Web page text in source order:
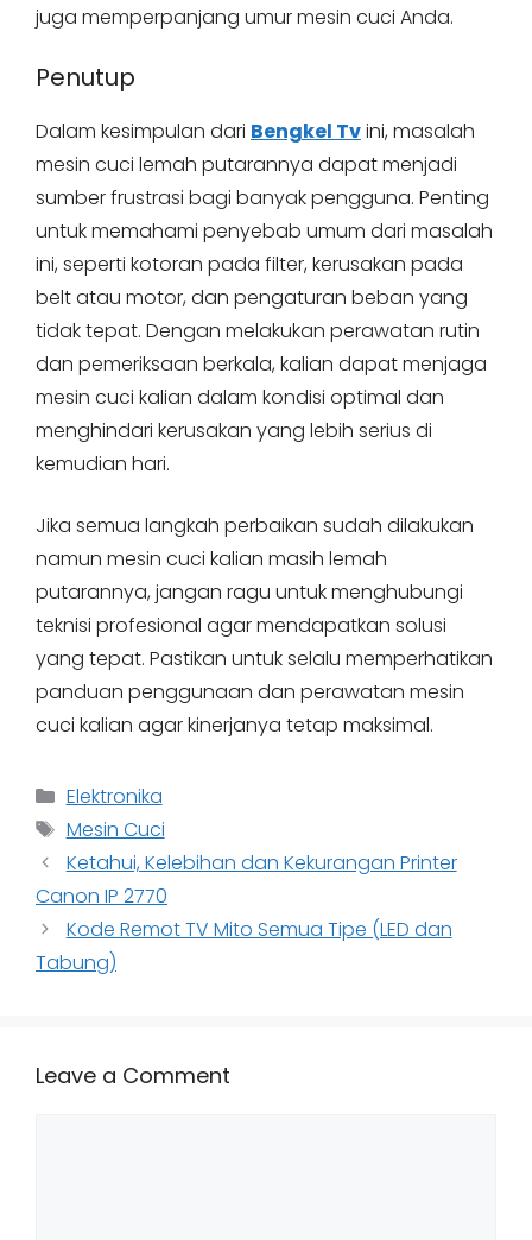
juga memperpanjang umur mesin cuci Anda.
Penutup
Dalam kesimpulan dari Bengkel Tvini, masalah
mesin cuci lemah putarannya dapat menjadi
sumber frustrasi bagi banyak pengguna. Penting
untuk memahami penyebab umum dari masalah
ini, seperti kotoran pada filter, kerusakan pada
belt atau motor, dan pengaturan beban yang
tidak tepat. Dengan melakukan perawatan rutin
dan pemeriksaan berkala, kalian dapat menjaga
mesin cuci kalian dalam kondisi optimal dan
menghindari kerusakan yang lebih serius di
kemudian hari.
Jika semua langkah perbaikan sudah dilakukan
namun mesin cuci kalian masih lemah
putarannya, jangan ragu untuk menghubungi
teknisi profesional agar mendapatkan solusi
yang tepat. Pastikan untuk selalu memperhatikan
panduan penggunaan dan perawatan mesin
cuci kalian agar kinerjanya tetap maksimal.
Categories
Elektronika
Tags
Mesin Cuci
Ketahui, Kelebihan dan Kekurangan Printer
Canon IP 2770
Kode Remot TV Mito Semua Tipe (LED dan
Tabung)
Leave a Comment